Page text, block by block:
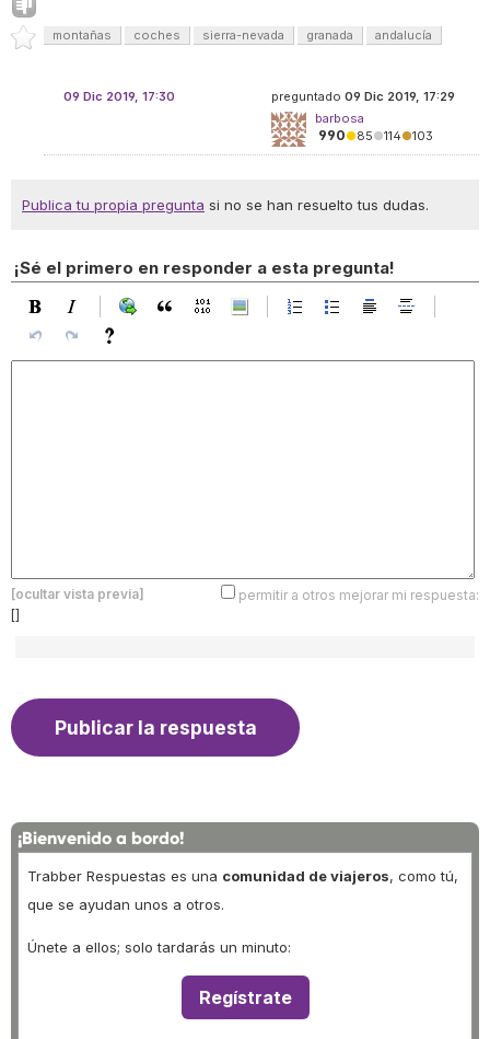
montañas coches sierra-nevada granada andalucía
preguntado 09 Dic 2019, 17:29
barbosa
990●85●114●103
09 Dic 2019, 17:30
Publica tu propia pregunta si no se han resuelto tus dudas.
¡Sé el primero en responder a esta pregunta!
[ocultar vista previa]
permitir a otros mejorar mi respuesta:
[]
¡Bienvenido a bordo!
Trabber Respuestas es una comunidad de viajeros, como tú,
que se ayudan unos a otros.
Únete a ellos; solo tardarás un minuto:
Regístrate